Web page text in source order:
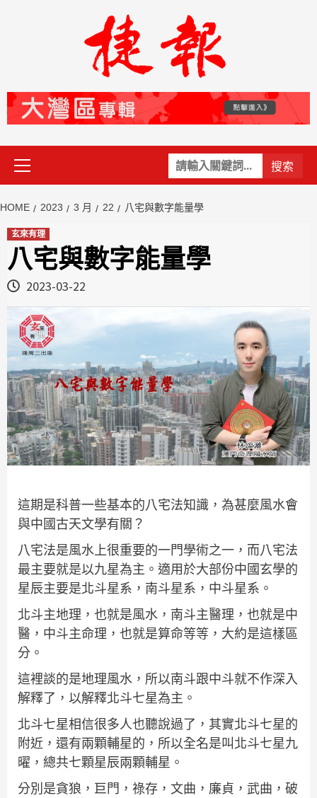
關
鍵
Primary
Menu
HOME 2023 3 月 22 八宅與數字能量學
玄來有理
八宅與數字能量學
2023-03-22
這期是科普一些基本的八宅法知識，為甚麼風水會
與中國古天文學有關？
八宅法是風水上很重要的一門學術之一，而八宅法
最主要就是以九星為主。適用於大部份中國玄學的
星辰主要是北斗星系，南斗星系，中斗星系。
北斗主地理，也就是風水，南斗主醫理，也就是中
醫，中斗主命理，也就是算命等等，大約是這樣區
分。
這裡談的是地理風水，所以南斗跟中斗就不作深入
解釋了，以解釋北斗七星為主。
北斗七星相信很多人也聽說過了，其實北斗七星的
附近，還有兩顆輔星的，所以全名是叫北斗七星九
曜，總共七顆星辰兩顆輔星。
分別是貪狼，巨門，祿存，文曲，廉貞，武曲，破